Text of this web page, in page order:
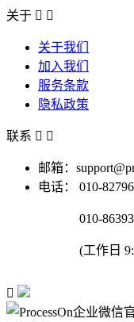
关于  
关于我们
加入我们
服务条款
隐私政策
联系  
邮箱：
电话：
010-
010-
(工作日
